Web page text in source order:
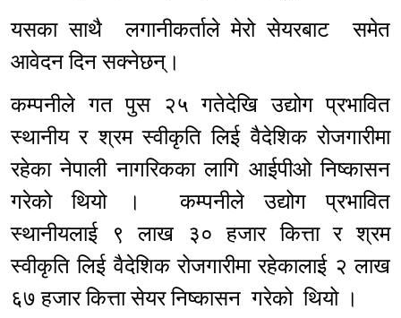
यसका साथै लगानीकर्ताले मेरो सेयरबाट समेत
आवेदन दिन सक्नेछन्।
कम्पनीले गत पुस २५ गतेदेखि उद्योग प्रभावित
स्थानीय र श्रम स्वीकृति लिई वैदेशिक रोजगारीमा
रहेका नेपाली नागरिकका लागि आईपीओ निष्कासन
गरेको थियो । कम्पनीले उद्योग प्रभावित
स्थानीयलाई ९ लाख ३० हजार कित्ता र श्रम
स्वीकृति लिई वैदेशिक रोजगारीमा रहेकालाई २ लाख
६७ हजार कित्ता सेयर निष्कासन गरेको थियो ।